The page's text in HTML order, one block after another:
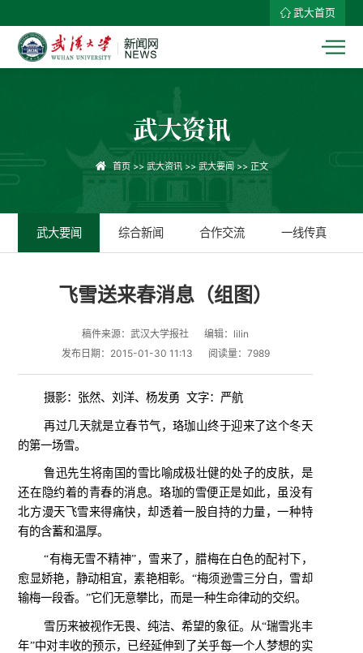
武大首页
武大资讯
首页>> 武大资讯>> 武大要闻 >> 正文
武大要闻 综合新闻 合作交流 一线传真
飞雪送来春消息（组图）
稿件来源：武汉大学报社
编辑：lilin
发布日期：2015-01-30 11:13
阅读量： 7989
摄影：张然、刘洋、杨发勇 文字：严航
再过几天就是立春节气，珞珈山终于迎来了这个冬天
的第一场雪。
鲁迅先生将南国的雪比喻成极壮健的处子的皮肤，是
还在隐约着的青春的消息。珞珈的雪便正是如此，虽没有
北方漫天飞雪来得痛快，却透着一股自持的力量，一种特
有的含蓄和温厚。
“有梅无雪不精神”，雪来了，腊梅在白色的配衬下，
愈显娇艳，静动相宜，素艳相彰。“梅须逊雪三分白，雪却
输梅一段香。”它们无意攀比，而是一种生命律动的交织。
雪历来被视作无畏、纯洁、希望的象征。从“瑞雪兆丰
年”中对丰收的预示，已经延伸到了关乎每一个人梦想的实